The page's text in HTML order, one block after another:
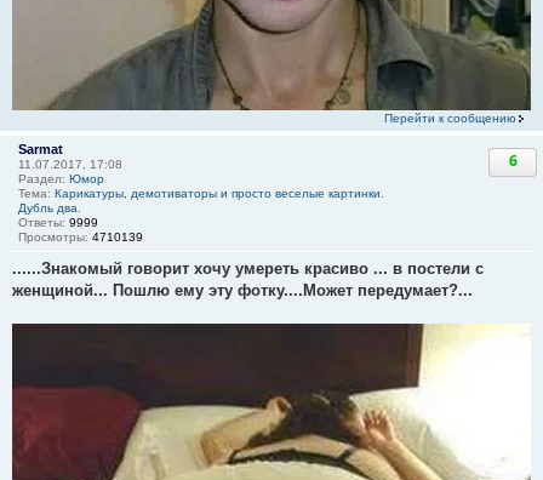
Перейти к сообщению
Sarmat
11.07.2017, 17:08
Раздел: Юмор
Тема: Карикатуры, демотиваторы и просто веселые картинки.
Дубль два.
Ответы: 9999
Просмотры: 4710139
6
......Знакомый говорит хочу умереть красиво ... в постели с
женщиной... Пошлю ему эту фотку....Может передумает?...